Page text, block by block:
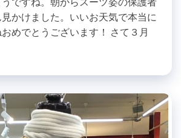
かけました。いいお天気で本当に
めでとうございます！ さて３月